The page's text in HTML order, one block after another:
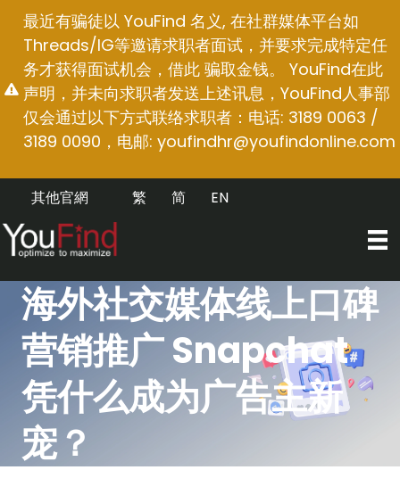
最近有骗徒以 YouFind 名义, 在社群媒体平台如
Threads/IG等邀请求职者面试，并要求完成特定任
务才获得面试机会，借此 骗取金钱。 YouFind在此
声明，并未向求职者发送上述讯息，YouFind人事部
仅会通过以下方式联络求职者：电话: 3189 0063 /
3189 0090，电邮: youfindhr@youfindonline.com
其他官網 EN
简
繁
海外社交媒体线上口碑
营销推广 Snapchat
凭什么成为广告主新
宠？